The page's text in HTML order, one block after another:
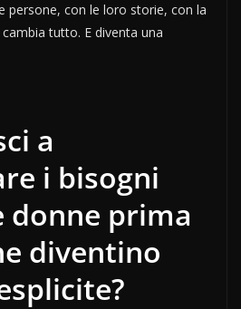
persone, con le loro storie, con la
tutto. E diventa una
a
i bisogni
donne prima
diventino